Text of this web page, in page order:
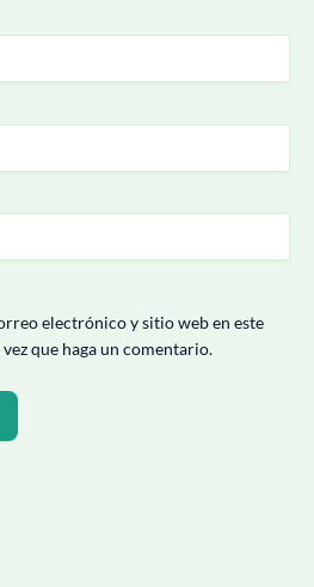
electrónico y sitio web en este
que haga un comentario.